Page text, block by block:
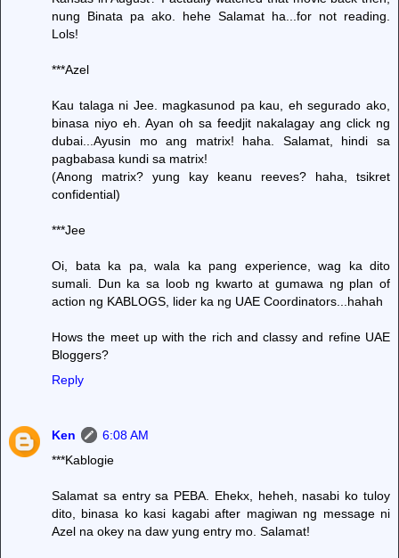
nung Binata pa ako. hehe Salamat ha...for not reading.
Lols!
***Azel
Kau talaga ni Jee. magkasunod pa kau, eh segurado ako,
binasa niyo eh. Ayan oh sa feedjit nakalagay ang click ng
dubai...Ayusin mo ang matrix! haha. Salamat, hindi sa
pagbabasa kundi sa matrix!
(Anong matrix? yung kay keanu reeves? haha, tsikret
confidential)
***Jee
Oi, bata ka pa, wala ka pang experience, wag ka dito
sumali. Dun ka sa loob ng kwarto at gumawa ng plan of
action ng KABLOGS, lider ka ng UAE Coordinators...hahah
Hows the meet up with the rich and classy and refine UAE
Bloggers?
Reply
Ken
6:08 AM
***Kablogie
Salamat sa entry sa PEBA. Ehekx, heheh, nasabi ko tuloy
dito, binasa ko kasi kagabi after magiwan ng message ni
Azel na okey na daw yung entry mo. Salamat!